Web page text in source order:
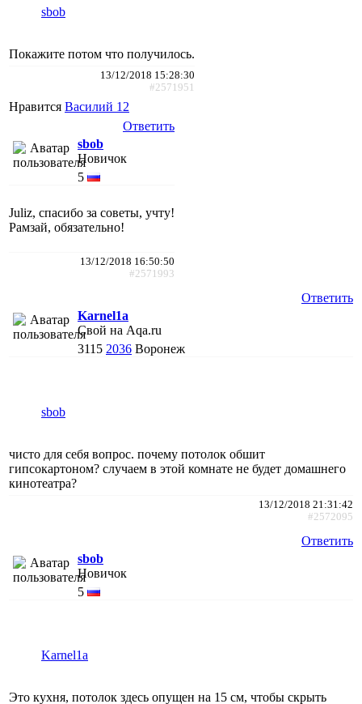
sbob
Покажите потом что получилось.
13/12/2018 15:28:30
#2571951
Нравится Василий 12
Ответить
sbob
Новичок
5
Juliz, спасибо за советы, учту!
Рамзай, обязательно!
13/12/2018 16:50:50
#2571993
Ответить
Karnel1a
Свой на Aqa.ru
3115 2036 Воронеж
sbob
чисто для себя вопрос. почему потолок обшит
гипсокартоном? случаем в этой комнате не будет домашнего
кинотеатра?
13/12/2018 21:31:42
#2572095
Ответить
sbob
Новичок
5
Karnel1a
Это кухня, потолок здесь опущен на 15 см, чтобы скрыть